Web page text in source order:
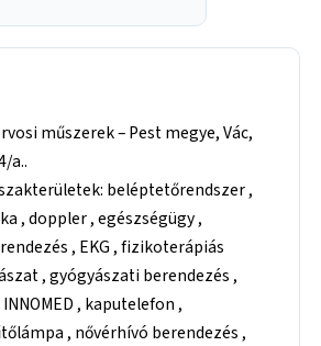
műszerek – Pest megye, Vác,
a..
beléptetőrendszer ,
, doppler , egészségügy ,
, EKG , fizikoterápiás
, gyógyászati berendezés ,
, kaputelefon ,
, nővérhívó berendezés ,